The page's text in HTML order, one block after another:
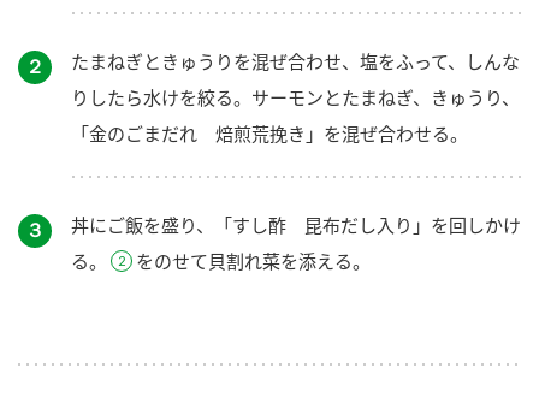
２
たまねぎときゅうりを混ぜ合わせ、塩をふって、しんな
りしたら水けを絞る。サーモンとたまねぎ、きゅうり、
「金のごまだれ 焙煎荒挽き」を混ぜ合わせる。
３
丼にご飯を盛り、「すし酢 昆布だし入り」を回しかけ
る。
をのせて貝割れ菜を添える。